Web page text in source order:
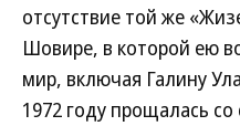
отсутствие той же
Шовире, в которой ею
мир, включая Галину
1972 году прощалась